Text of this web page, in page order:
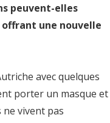
peuvent-elles
une nouvelle
avec quelques
porter un masque et
ne vivent pas